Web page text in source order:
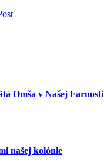
Omša v Našej Farnosti
našej kolónie